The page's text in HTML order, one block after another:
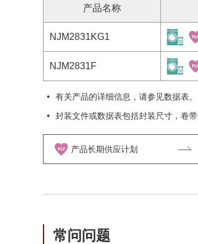
产品名称
NJM2831KG1
NJM2831F
有关产品的详细信息，请参见数据表。
封装文件或数据表包括封装尺寸，卷
产品长期供应计划
常问问题